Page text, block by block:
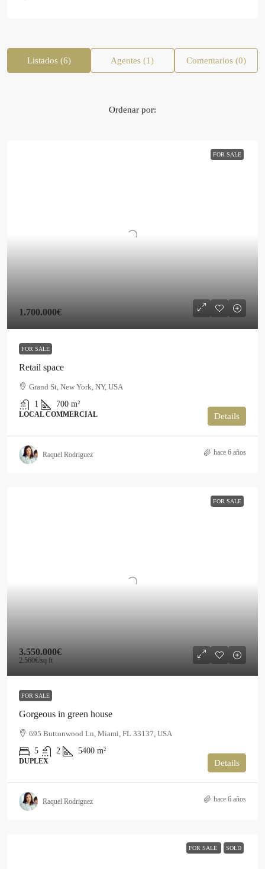
Listados (6) Agentes (1) Comentarios (0)
Ordenar por:
FOR SALE
1.700.000€
FOR SALE
Retail space
Grand St, New York, NY, USA
1
700 m²
LOCAL COMMERCIAL Details
Raquel Rodriguez hace 6 años
FOR SALE
3.550.000€
2.560€/sq ft
FOR SALE
Gorgeous in green house
695 Buttonwood Ln, Miami, FL 33137, USA
5
2 5400 m²
DUPLEX Details
Raquel Rodriguez hace 6 años
FOR SALE SOLD